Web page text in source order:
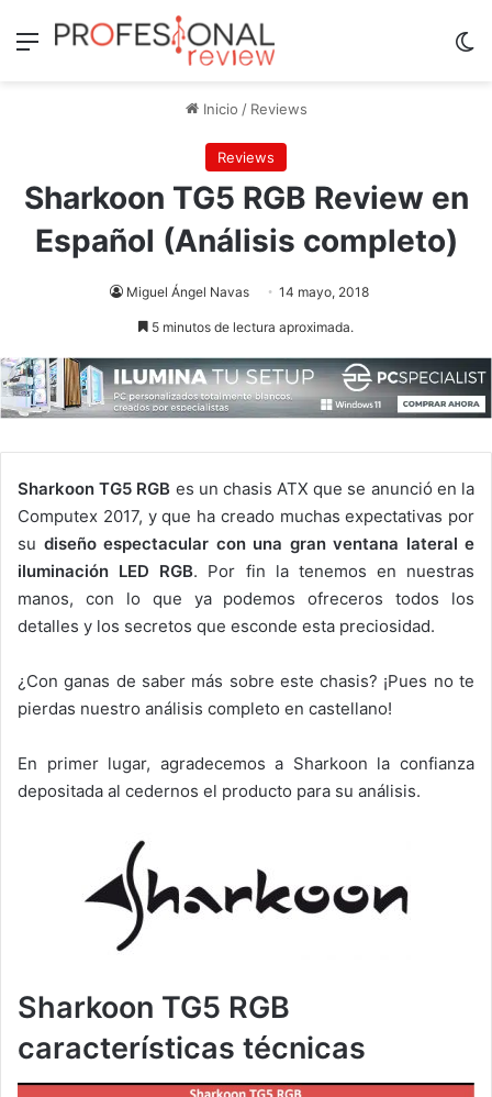
Menú
Inicio / Reviews
Reviews
Sharkoon TG5 RGB Review en
Español (Análisis completo)
Miguel Ángel Navas 14 mayo, 2018
5 minutos de lectura aproximada.
Sharkoon TG5 RGB es un chasis ATX que se anunció en la
Computex 2017, y que ha creado muchas expectativas por
su diseño espectacular con una gran ventana lateral e
iluminación LED RGB. Por fin la tenemos en nuestras
manos, con lo que ya podemos ofreceros todos los
detalles y los secretos que esconde esta preciosidad.
¿Con ganas de saber más sobre este chasis? ¡Pues no te
pierdas nuestro análisis completo en castellano!
En primer lugar, agradecemos a Sharkoon la confianza
depositada al cedernos el producto para su análisis.
Sharkoon TG5 RGB
características técnicas